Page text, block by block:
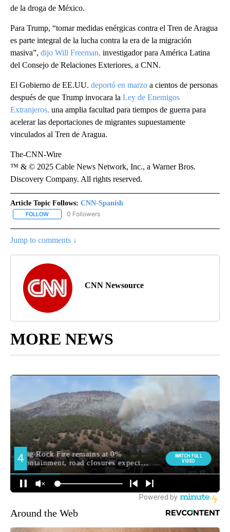
de la droga de México.
Para Trump, “tomar medidas enérgicas contra el Tren de Aragua
es parte integral de la lucha contra la era de la migración
masiva”, dijo Will Freeman, investigador para América Latina
del Consejo de Relaciones Exteriores, a CNN.
El Gobierno de EE.UU. deportó en marzo a cientos de personas
después de que Trump invocara la Ley de Enemigos
Extranjeros, una amplia facultad para tiempos de guerra para
acelerar las deportaciones de migrantes supuestamente
vinculados al Tren de Aragua.
The-CNN-Wire
™ & © 2025 Cable News Network, Inc., a Warner Bros.
Discovery Company. All rights reserved.
Article Topic Follows: CNN-Spanish
FOLLOW FOLLOW "CNN-SPANISH" TO RECEIVE NOTIFICATIONS ABOUT
0 Followers
Jump to comments ↓
CNN Newsource
MORE NEWS
Around the Web